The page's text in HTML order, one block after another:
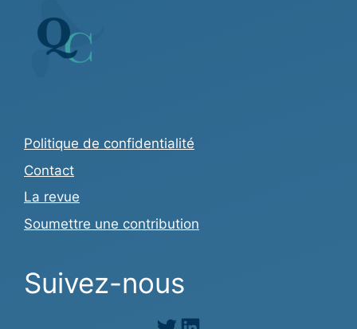
Politique de confidentialité
Contact
La revue
Soumettre une contribution
Suivez-nous